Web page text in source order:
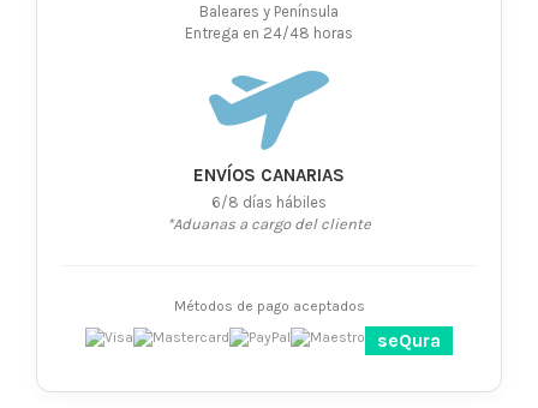
Baleares y Península
Entrega en 24/48 horas
ENVÍOS CANARIAS
6/8 días hábiles
*Aduanas a cargo del cliente
Métodos de pago aceptados
seQura